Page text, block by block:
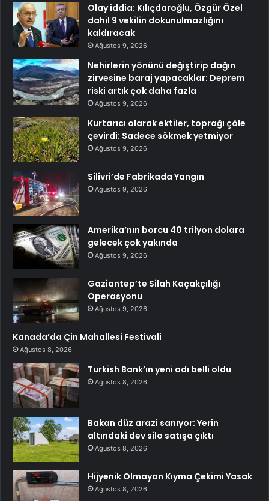
Olay iddia: Kılıçdaroğlu, Özgür Özel
dahil 9 vekilin dokunulmazlığını
kaldıracak
Ağustos 9, 2026
Nehirlerin yönünü değiştirip dağın
zirvesine baraj yapacaklar: Deprem
riski artık çok daha fazla
Ağustos 9, 2026
Kurtarıcı olarak ektiler, toprağı çöle
çevirdi: Sadece sökmek yetmiyor
Ağustos 9, 2026
Silivri’de Fabrikada Yangın
Ağustos 9, 2026
Amerika’nın borcu 40 trilyon dolara
gelecek çok yakında
Ağustos 9, 2026
Gaziantep’te Silah Kaçakçılığı
Operasyonu
Ağustos 9, 2026
Kanada’da Çin Mahallesi Festivali
Ağustos 8, 2026
Turkish Bank’ın yeni adı belli oldu
Ağustos 8, 2026
Bakan düz arazi sanıyor: Yerin
altındaki dev silo satışa çıktı
Ağustos 8, 2026
Hijyenik Olmayan Kıyma Çekimi Yasak
Ağustos 8, 2026